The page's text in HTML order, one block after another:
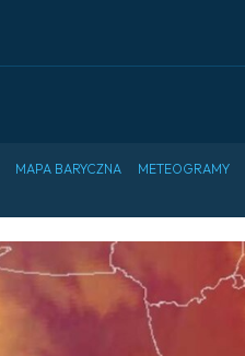
MAPA BARYCZNA METEOGRAMY